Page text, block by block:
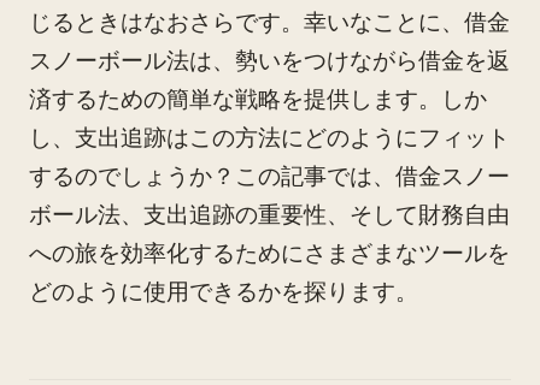
じるときはなおさらです。幸いなことに、借金
スノーボール法は、勢いをつけながら借金を返
済するための簡単な戦略を提供します。しか
し、支出追跡はこの方法にどのようにフィット
するのでしょうか？この記事では、借金スノー
ボール法、支出追跡の重要性、そして財務自由
への旅を効率化するためにさまざまなツールを
どのように使用できるかを探ります。